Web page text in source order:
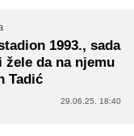
1993., sada
žele da na njemu
Tadić
29.06.25. 18:40